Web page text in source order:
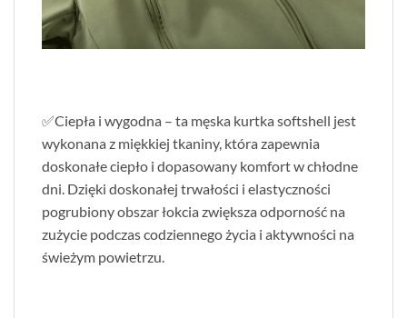
✅Ciepła i wygodna – ta męska kurtka softshell jest
wykonana z miękkiej tkaniny, która zapewnia
doskonałe ciepło i dopasowany komfort w chłodne
dni. Dzięki doskonałej trwałości i elastyczności
pogrubiony obszar łokcia zwiększa odporność na
zużycie podczas codziennego życia i aktywności na
świeżym powietrzu.